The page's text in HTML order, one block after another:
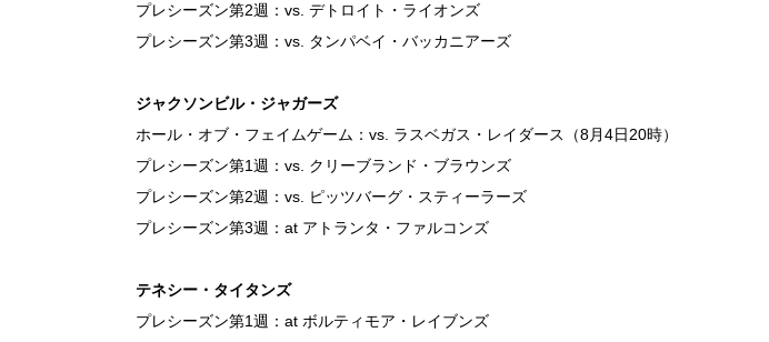
プレシーズン第2週：vs. デトロイト・ライオンズ
プレシーズン第3週：vs. タンパベイ・バッカニアーズ
ジャクソンビル・ジャガーズ
ホール・オブ・フェイムゲーム：vs. ラスベガス・レイダース（8月4日20時）
プレシーズン第1週：vs. クリーブランド・ブラウンズ
プレシーズン第2週：vs. ピッツバーグ・スティーラーズ
プレシーズン第3週：at アトランタ・ファルコンズ
テネシー・タイタンズ
プレシーズン第1週：at ボルティモア・レイブンズ